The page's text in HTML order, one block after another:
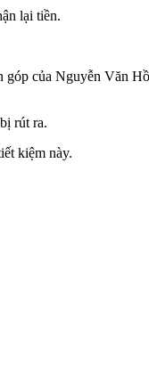
lại tiền.
góp của Nguyễn Văn
rút ra.
kiệm này.